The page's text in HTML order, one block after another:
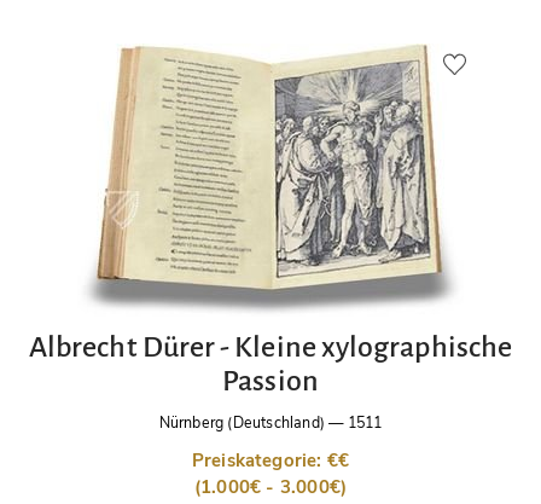
Albrecht Dürer - Kleine xylographische
Passion
Nürnberg (Deutschland) — 1511
Preiskategorie: €€
(1.000€ - 3.000€)